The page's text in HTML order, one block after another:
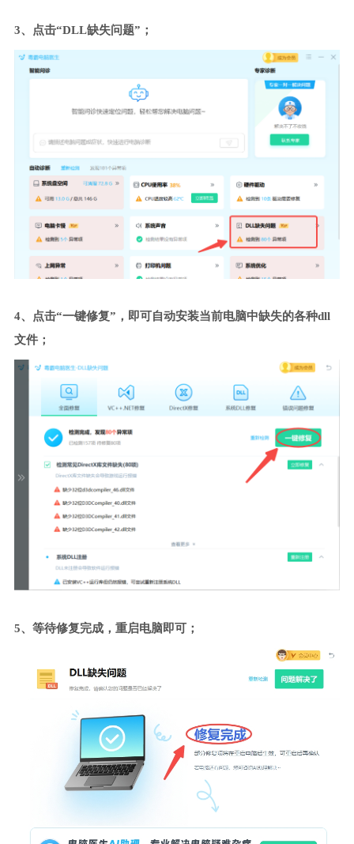
3、点击“DLL缺失问题”；
4、点击“一键修复”，即可自动安装当前电脑中缺失的各种dll
文件；
5、等待修复完成，重启电脑即可；